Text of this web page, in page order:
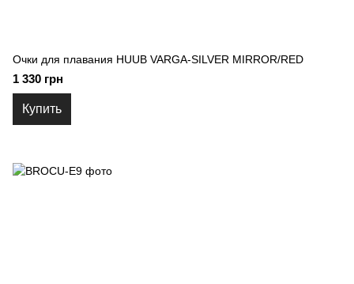
Очки для плавания HUUB VARGA-SILVER MIRROR/RED
1 330 грн
Купить